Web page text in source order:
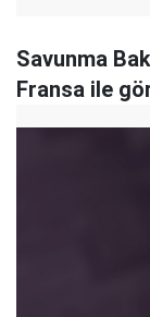
Savunma
Fransa ile